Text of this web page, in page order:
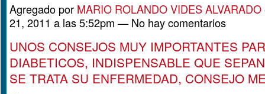
Agregado por MARIO ROLANDO VIDES ALVARADO
21, 2011 a las 5:52pm — No hay comentarios
UNOS CONSEJOS MUY IMPORTANTES
DIABETICOS, INDISPENSABLE QUE
SE TRATA SU ENFERMEDAD, CONSEJO